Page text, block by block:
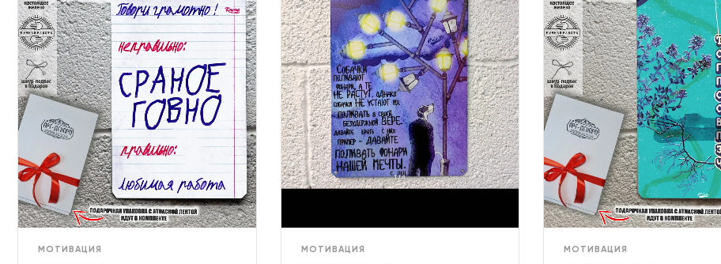
МОТИВАЦИЯ МОТИВАЦИЯ МОТИВАЦИЯ